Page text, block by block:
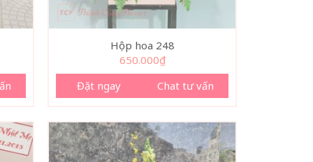
Hộp hoa 248
650.000₫
Đặt ngay
Chat tư vấn